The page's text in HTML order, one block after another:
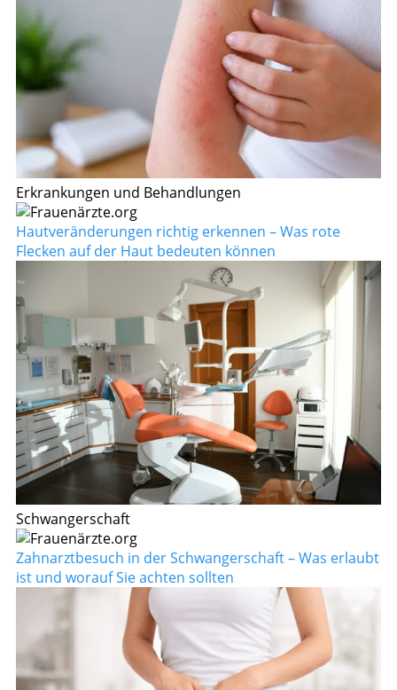
Erkrankungen und Behandlungen
Hautveränderungen richtig erkennen – Was rote
Flecken auf der Haut bedeuten können
Schwangerschaft
Zahnarztbesuch in der Schwangerschaft – Was erlaubt
ist und worauf Sie achten sollten